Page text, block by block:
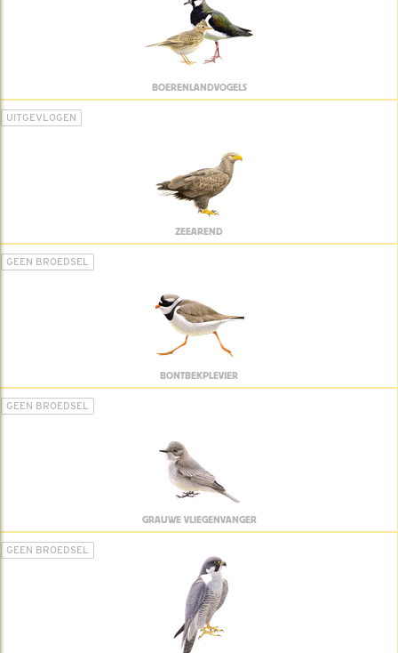
BOERENLANDVOGELS
UITGEVLOGEN
ZEEAREND
GEEN BROEDSEL
BONTBEKPLEVIER
GEEN BROEDSEL
GRAUWE VLIEGENVANGER
GEEN BROEDSEL